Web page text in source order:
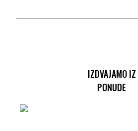
IZDVAJAMO IZ
PONUDE